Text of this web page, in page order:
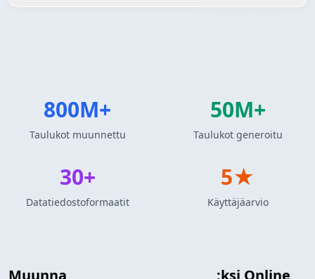
800M+
Taulukot muunnettu
50M+
Taulukot generoitu
30+
Datatiedostoformaatit
5★
Käyttäjäarvio